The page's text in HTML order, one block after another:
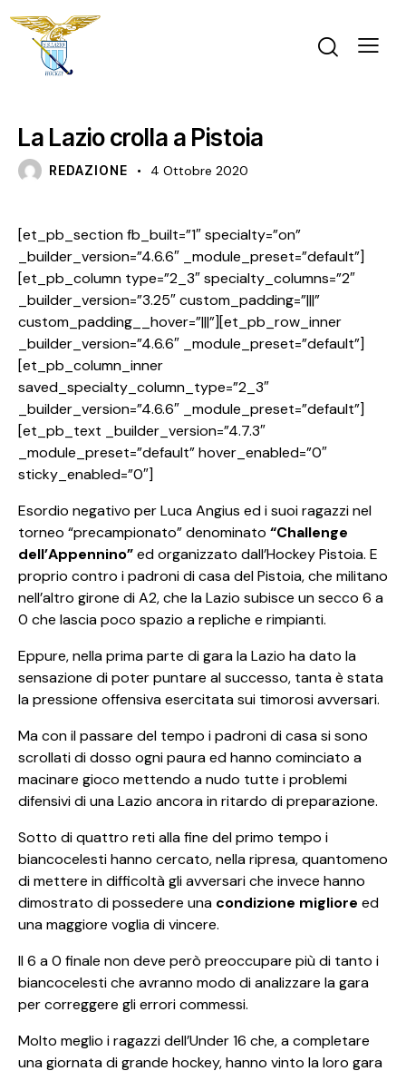
La Lazio crolla a Pistoia
REDAZIONE 4 Ottobre 2020
[et_pb_section fb_built=”1″ specialty=”on”
_builder_version=”4.6.6″ _module_preset=”default”]
[et_pb_column type=”2_3″ specialty_columns=”2″
_builder_version=”3.25″ custom_padding=”|||”
custom_padding__hover=”|||”][et_pb_row_inner
_builder_version=”4.6.6″ _module_preset=”default”]
[et_pb_column_inner
saved_specialty_column_type=”2_3″
_builder_version=”4.6.6″ _module_preset=”default”]
[et_pb_text _builder_version=”4.7.3″
_module_preset=”default” hover_enabled=”0″
sticky_enabled=”0″]
Esordio negativo per Luca Angius ed i suoi ragazzi nel
torneo “precampionato” denominato “Challenge
dell’Appennino”ed organizzato dall’Hockey Pistoia. E
proprio contro i padroni di casa del Pistoia, che militano
nell’altro girone di A2, che la Lazio subisce un secco 6 a
0 che lascia poco spazio a repliche e rimpianti.
Eppure, nella prima parte di gara la Lazio ha dato la
sensazione di poter puntare al successo, tanta è stata
la pressione offensiva esercitata sui timorosi avversari.
Ma con il passare del tempo i padroni di casa si sono
scrollati di dosso ogni paura ed hanno cominciato a
macinare gioco mettendo a nudo tutte i problemi
difensivi di una Lazio ancora in ritardo di preparazione.
Sotto di quattro reti alla fine del primo tempo i
biancocelesti hanno cercato, nella ripresa, quantomeno
di mettere in difficoltà gli avversari che invece hanno
dimostrato di possedere una condizione migliore ed
una maggiore voglia di vincere.
Il 6 a 0 finale non deve però preoccupare più di tanto i
biancocelesti che avranno modo di analizzare la gara
per correggere gli errori commessi.
Molto meglio i ragazzi dell’Under 16 che, a completare
una giornata di grande hockey, hanno vinto la loro gara